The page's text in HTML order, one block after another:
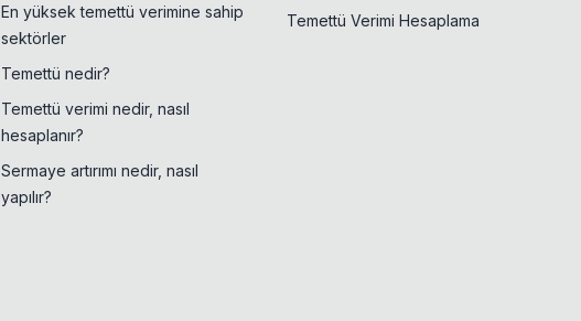
En yüksek temettü verimine sahip
sektörler
Temettü nedir?
Temettü verimi nedir, nasıl
hesaplanır?
Sermaye artırımı nedir, nasıl
yapılır?
Temettü Verimi Hesaplama